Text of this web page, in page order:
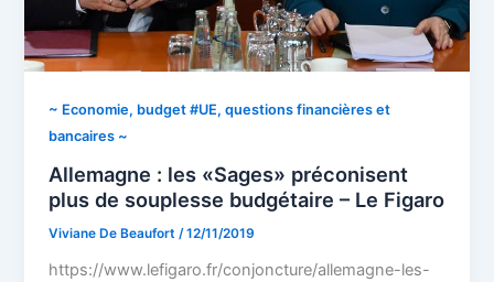
~ Economie, budget #UE, questions financières et
bancaires ~
Allemagne : les «Sages» préconisent
plus de souplesse budgétaire – Le Figaro
Viviane De Beaufort /12/11/2019
https://www.lefigaro.fr/conjoncture/allemagne-les-